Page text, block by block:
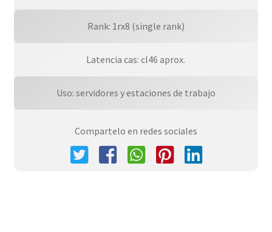
Rank: 1rx8 (single rank)
Latencia cas: cl46 aprox.
Uso: servidores y estaciones de trabajo
Compartelo en redes sociales